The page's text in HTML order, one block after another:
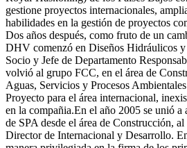
gestione proyectos internacionales,
habilidades en la gestión de proyectos
Dos años después, como fruto de un
DHV comenzó en Diseños Hidráulicos
Socio y Jefe de Departamento
volvió al grupo FCC, en el área de
Aguas, Servicios y Procesos
Proyecto para el área internacional,
en la compañia.En el año 2005 se unió a
de SPA desde el área de Construcción,
Director de Internacional y Desarrollo.